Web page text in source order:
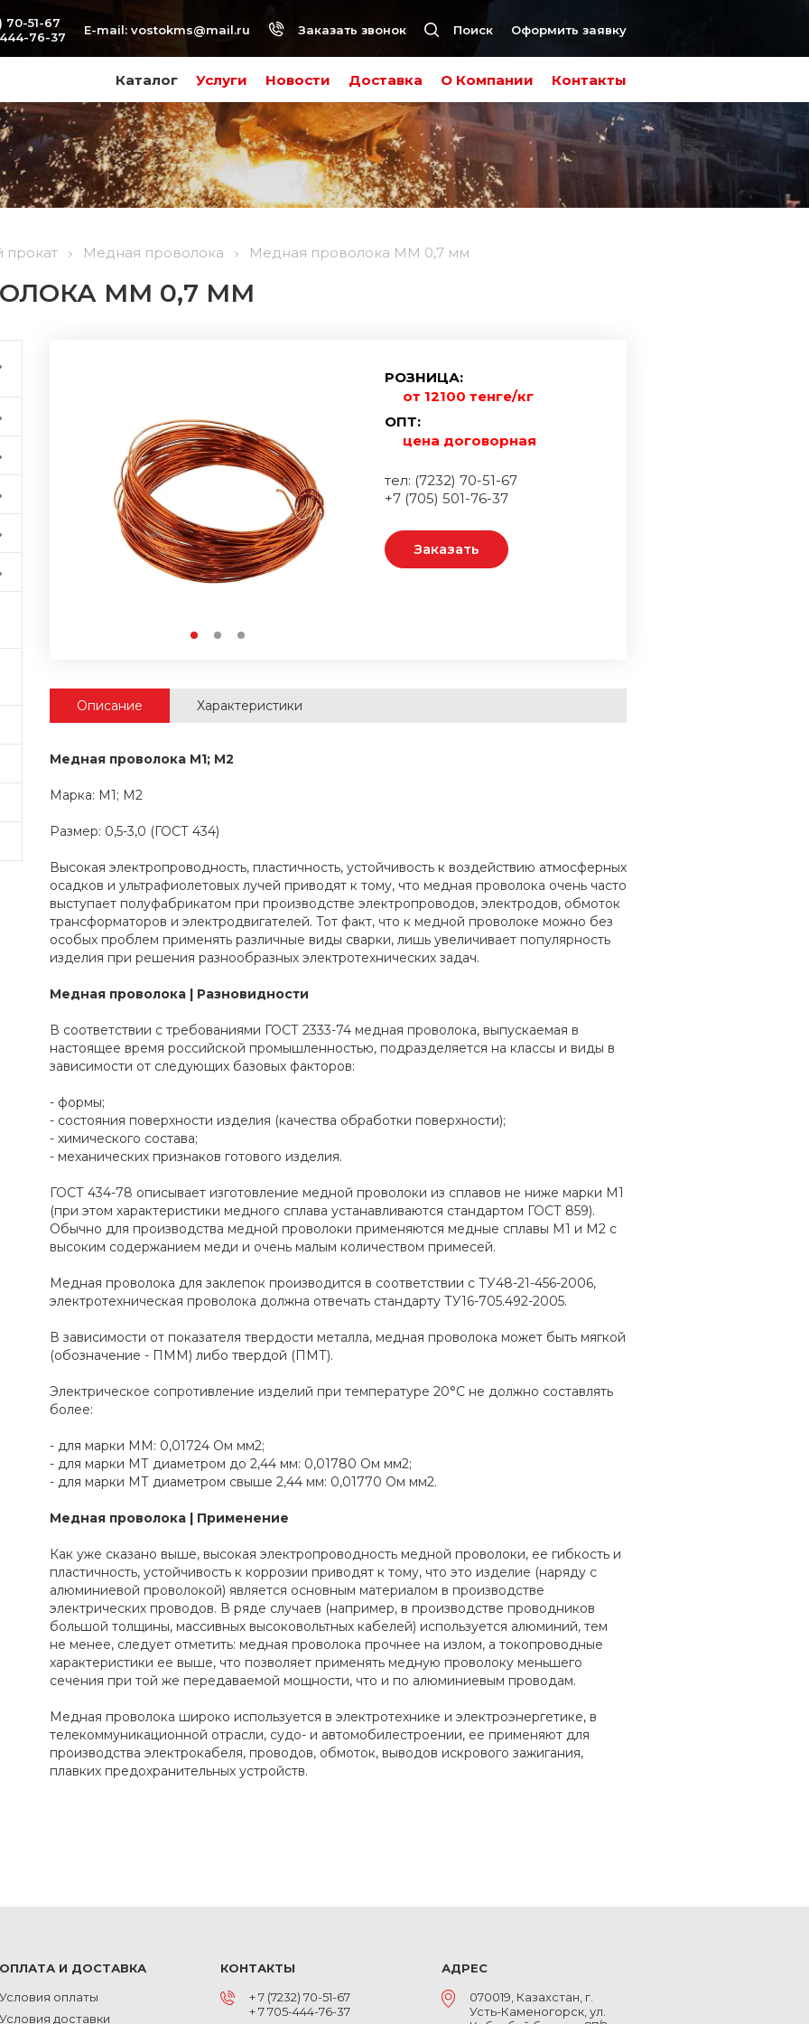
Каталог Услуги Новости Доставка О Компании Контакты
70-51-67
76-37
E-mail: vostokms@mail.ru Заказать звонок Поиск Оформить заявку
Медная проволока Медная проволока ММ 0,7 мм
ММ 0,7 ММ
РОЗНИЦА:
от 12100 тенге/кг
ОПТ:
цена договорная
тел: (7232) 70-51-67
+7 (705) 501-76-37
Заказать
Описание Характеристики
Медная проволока М1; М2
Марка: М1; М2
Размер: 0,5-3,0 (ГОСТ 434)
Высокая электропроводность, пластичность, устойчивость к воздействию атмосферных
осадков и ультрафиолетовых лучей приводят к тому, что медная проволока очень часто
выступает полуфабрикатом при производстве электропроводов, электродов, обмоток
трансформаторов и электродвигателей. Тот факт, что к медной проволоке можно без
особых проблем применять различные виды сварки, лишь увеличивает популярность
изделия при решения разнообразных электротехнических задач.
Медная проволока | Разновидности
В соответствии с требованиями ГОСТ 2333-74 медная проволока, выпускаемая в
настоящее время российской промышленностью, подразделяется на классы и виды в
зависимости от следующих базовых факторов:
- формы;
- состояния поверхности изделия (качества обработки поверхности);
- химического состава;
- механических признаков готового изделия.
ГОСТ 434-78 описывает изготовление медной проволоки из сплавов не ниже марки М1
(при этом характеристики медного сплава устанавливаются стандартом ГОСТ 859).
Обычно для производства медной проволоки применяются медные сплавы М1 и М2 с
высоким содержанием меди и очень малым количеством примесей.
Медная проволока для заклепок производится в соответствии с ТУ48-21-456-2006,
электротехническая проволока должна отвечать стандарту ТУ16-705.492-2005.
В зависимости от показателя твердости металла, медная проволока может быть мягкой
(обозначение - ПММ) либо твердой (ПМТ).
Электрическое сопротивление изделий при температуре 20°С не должно составлять
более:
- для марки ММ: 0,01724 Ом мм2;
- для марки МТ диаметром до 2,44 мм: 0,01780 Ом мм2;
- для марки МТ диаметром свыше 2,44 мм: 0,01770 Ом мм2.
Медная проволока | Применение
Как уже сказано выше, высокая электропроводность медной проволоки, ее гибкость и
пластичность, устойчивость к коррозии приводят к тому, что это изделие (наряду с
алюминиевой проволокой) является основным материалом в производстве
электрических проводов. В ряде случаев (например, в производстве проводников
большой толщины, массивных высоковольтных кабелей) используется алюминий, тем
не менее, следует отметить: медная проволока прочнее на излом, а токопроводные
характеристики ее выше, что позволяет применять медную проволоку меньшего
сечения при той же передаваемой мощности, что и по алюминиевым проводам.
Медная проволока широко используется в электротехнике и электроэнергетике, в
телекоммуникационной отрасли, судо- и автомобилестроении, ее применяют для
производства электрокабеля, проводов, обмоток, выводов искрового зажигания,
плавких предохранительных устройств.
ОПЛАТА И ДОСТАВКА
Условия оплаты
Условия доставки
КОНТАКТЫ
+ 7 (7232) 70-51-67
+ 7 705-444-76-37
АДРЕС
070019, Казахстан, г.
Усть-Каменогорск, ул.